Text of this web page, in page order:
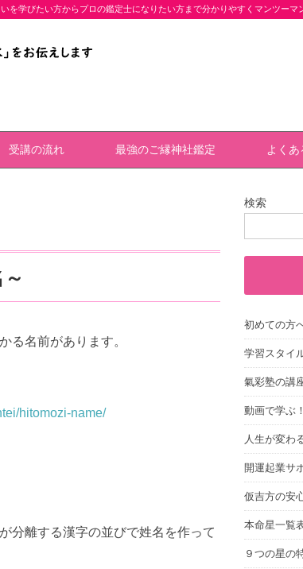
を学びたい方からプロの鑑定士になりたい方まで分かりやすくマンツーマ
受講の流れ 最強のご縁神社鑑定 よくあ
る名前があります。
hitomozi-name/
分離する漢字の並びで姓名を作って
検索
初めての方
学習スタイ
氣彩塾の講
動画で学ぶ
人生が変わ
開運起業サ
仮吉方の安
本命星一覧
９つの星の